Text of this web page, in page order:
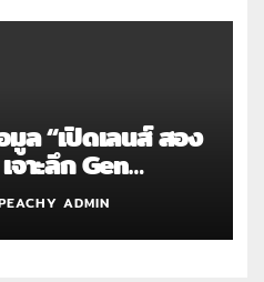
มูล “เปิดเลนส์ สอง
าะลึก Gen
– พลังการจับ
รษฐกิจ ที่นักการ
างสมดุล
ADMIN